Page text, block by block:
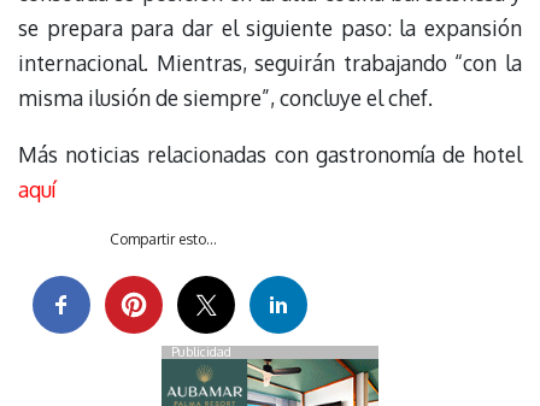
se prepara para dar el siguiente paso: la expansión
internacional. Mientras, seguirán trabajando “con la
misma ilusión de siempre”, concluye el chef.
Más noticias relacionadas con gastronomía de hotel
aquí
Compartir esto...
Publicidad